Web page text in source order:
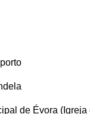
de Évora (Igreja